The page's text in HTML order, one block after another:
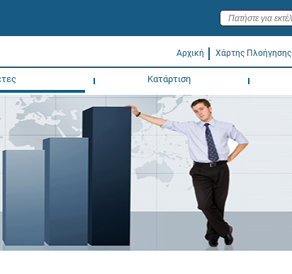
Αρχική Χάρτης Πλοήγησης
Κατάρτιση